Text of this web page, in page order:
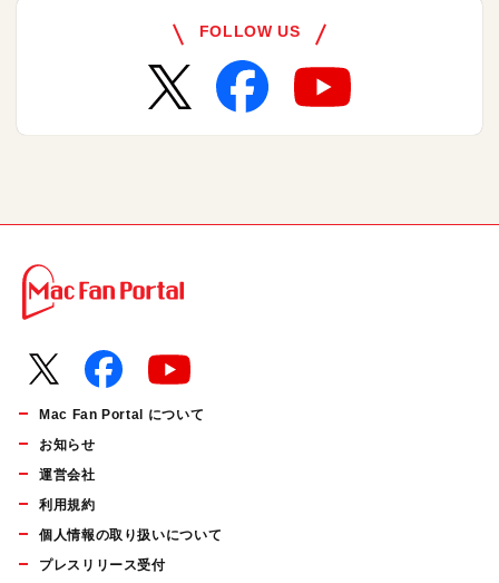
FOLLOW US
Mac Fan Portal について
お知らせ
運営会社
利用規約
個人情報の取り扱いについて
プレスリリース受付